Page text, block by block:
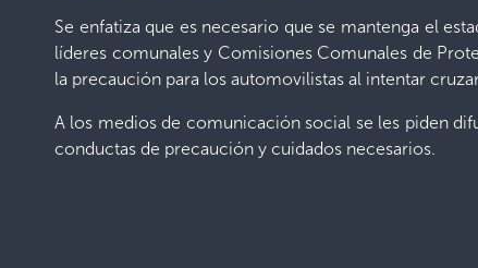
Se enfatiza que es necesario que se mantenga el
líderes comunales y Comisiones Comunales de
la precaución para los automovilistas al intentar
A los medios de comunicación social se les piden
conductas de precaución y cuidados necesarios.